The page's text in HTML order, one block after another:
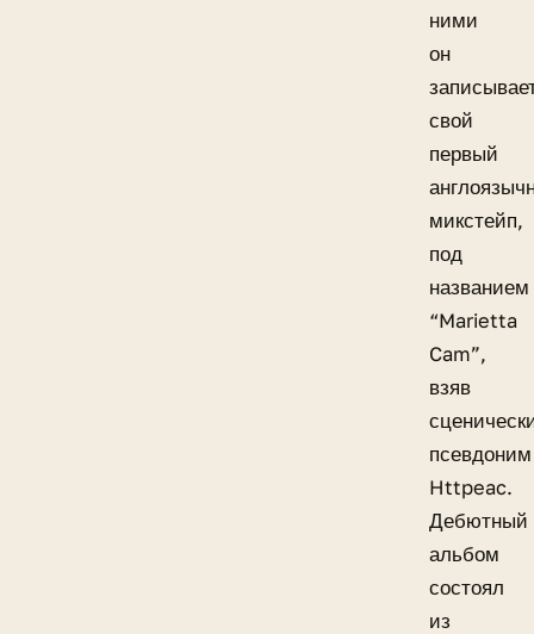
ними
он
свой
первый
микстейп,
под
названием
“Marietta
Cam”,
взяв
псевдоним
Httpeac.
Дебютный
альбом
состоял
из